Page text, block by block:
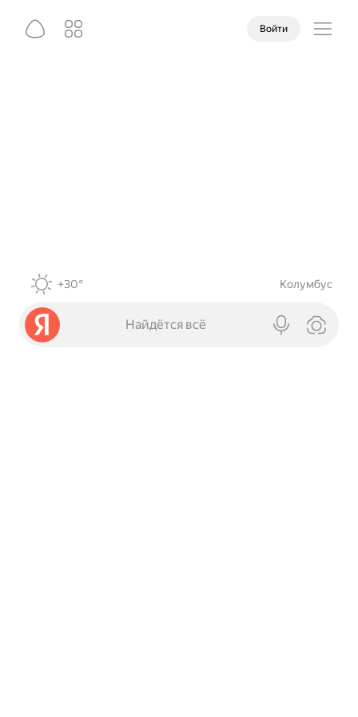
Войти
+30° Колумбус
Найдётся всё